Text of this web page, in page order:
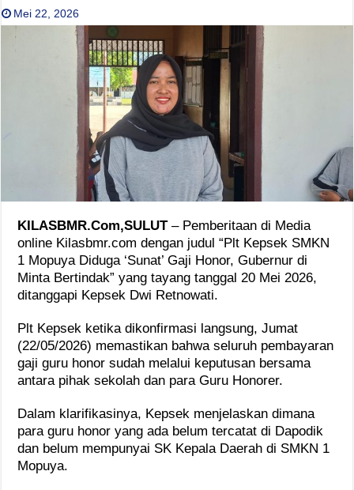
Mei 22, 2026
KILASBMR.Com,SULUT– Pemberitaan di Media
online Kilasbmr.com dengan judul “Plt Kepsek SMKN
1 Mopuya Diduga ‘Sunat’ Gaji Honor, Gubernur di
Minta Bertindak” yang tayang tanggal 20 Mei 2026,
ditanggapi Kepsek Dwi Retnowati.
Plt Kepsek ketika dikonfirmasi langsung, Jumat
(22/05/2026) memastikan bahwa seluruh pembayaran
gaji guru honor sudah melalui keputusan bersama
antara pihak sekolah dan para Guru Honorer.
Dalam klarifikasinya, Kepsek menjelaskan dimana
para guru honor yang ada belum tercatat di Dapodik
dan belum mempunyai SK Kepala Daerah di SMKN 1
Mopuya.